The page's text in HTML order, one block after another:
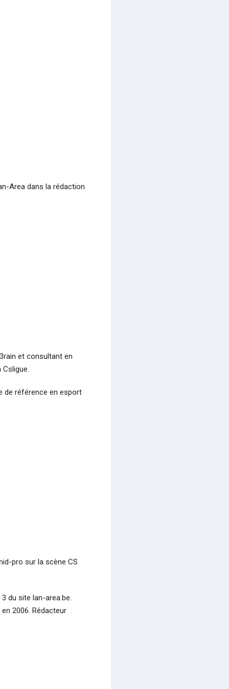
Area dans la rédaction
et consultant en
de référence en esport
pro sur la scène CS
du site lan-area.be.
2006. Rédacteur